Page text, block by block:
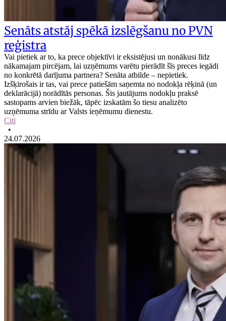
Senāts atstāj spēkā izslēgšanu no PVN
reģistra
Vai pietiek ar to, ka prece objektīvi ir eksistējusi un nonākusi līdz
nākamajam pircējam, lai uzņēmums varētu pierādīt šīs preces iegādi
no konkrētā darījuma partnera? Senāta atbilde – nepietiek.
Izšķirošais ir tas, vai prece patiešām saņemta no nodokļa rēķinā (un
deklarācijā) norādītās personas. Šis jautājums nodokļu praksē
sastopams arvien biežāk, tāpēc izskatām šo tiesu analizēto
uzņēmuma strīdu ar Valsts ieņēmumu dienestu.
Citi
•
24.07.2026